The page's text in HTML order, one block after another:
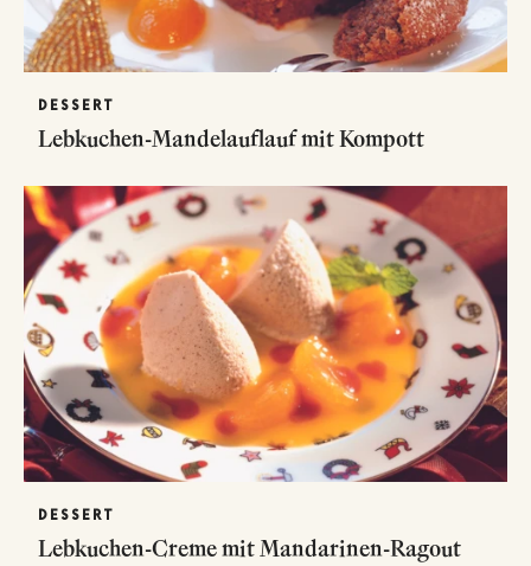
DESSERT
Lebkuchen-Mandelauflauf mit Kompott
DESSERT
Lebkuchen-Creme mit Mandarinen-Ragout